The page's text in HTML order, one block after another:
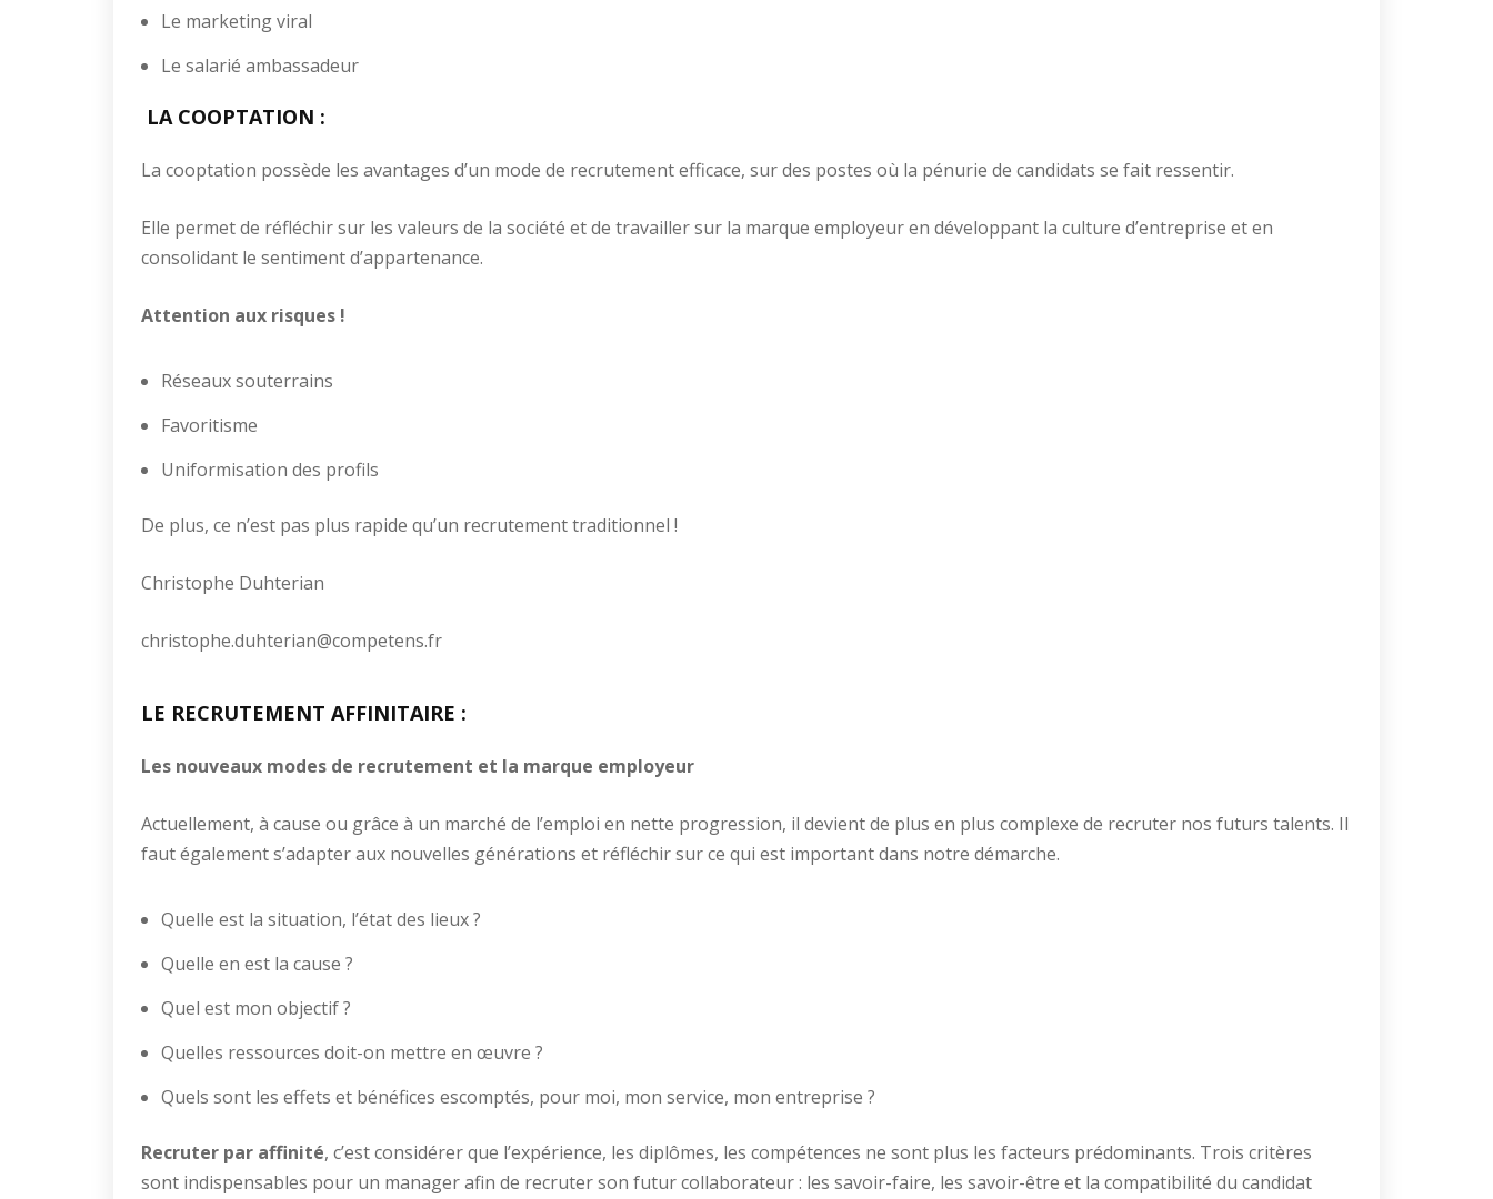
Le marketing viral
Le salarié ambassadeur
LA COOPTATION :
La cooptation possède les avantages d’un mode de recrutement efficace, sur des postes où la pénurie de candidats se fait ressentir.
Elle permet de réfléchir sur les valeurs de la société et de travailler sur la marque employeur en développant la culture d’entreprise et en
consolidant le sentiment d’appartenance.
Attention aux risques !
Réseaux souterrains
Favoritisme
Uniformisation des profils
De plus, ce n’est pas plus rapide qu’un recrutement traditionnel !
Christophe Duhterian
christophe.duhterian@competens.fr
LE RECRUTEMENT AFFINITAIRE :
Les nouveaux modes de recrutement et la marque employeur
Actuellement, à cause ou grâce à un marché de l’emploi en nette progression, il devient de plus en plus complexe de recruter nos futurs talents. Il
faut également s’adapter aux nouvelles générations et réfléchir sur ce qui est important dans notre démarche.
Quelle est la situation, l’état des lieux ?
Quelle en est la cause ?
Quel est mon objectif ?
Quelles ressources doit-on mettre en œuvre ?
Quels sont les effets et bénéfices escomptés, pour moi, mon service, mon entreprise ?
Recruter par affinité, c’est considérer que l’expérience, les diplômes, les compétences ne sont plus les facteurs prédominants. Trois critères
sont indispensables pour un manager afin de recruter son futur collaborateur : les savoir-faire, les savoir-être et la compatibilité du candidat